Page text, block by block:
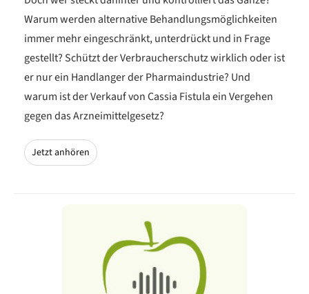
Warum werden alternative Behandlungsmöglichkeiten
immer mehr eingeschränkt, unterdrückt und in Frage
gestellt? Schützt der Verbraucherschutz wirklich oder ist
er nur ein Handlanger der Pharmaindustrie? Und
warum ist der Verkauf von Cassia Fistula ein Vergehen
gegen das Arzneimittelgesetz?
Jetzt anhören